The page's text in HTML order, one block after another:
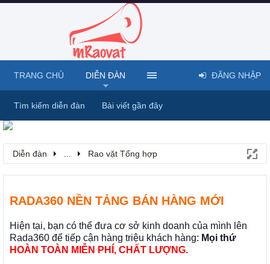
Diễn đàn Rao vặt Tổng hợp
RADA360 NỀN TẢNG BÁN HÀNG MỚI
Hiện tại, bạn có thể đưa cơ sở kinh doanh của mình lên
Rada360 để tiếp cận hàng triệu khách hàng: Mọi thứ
HOÀN TOÀN MIỄN PHÍ, CHẤT LƯỢNG.
TRANG CHỦ DIỄN ĐÀN
Tìm kiếm diễn đàn Bài viết gần đây
ĐĂNG NHẬP